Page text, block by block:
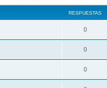
RESPUESTAS
0R
e
p
u
0R
e
0R
e